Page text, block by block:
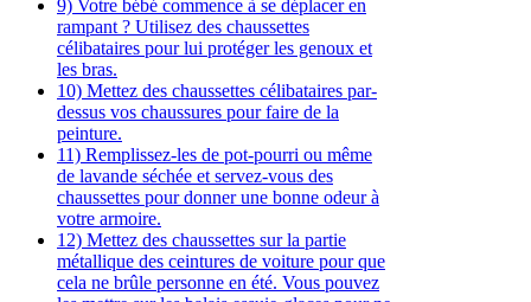
9) Votre bébé commence à se déplacer en
rampant ? Utilisez des chaussettes
célibataires pour lui protéger les genoux et
les bras.
10) Mettez des chaussettes célibataires par-
dessus vos chaussures pour faire de la
peinture.
11) Remplissez-les de pot-pourri ou même
de lavande séchée et servez-vous des
chaussettes pour donner une bonne odeur à
votre armoire.
12) Mettez des chaussettes sur la partie
métallique des ceintures de voiture pour que
cela ne brûle personne en été. Vous pouvez